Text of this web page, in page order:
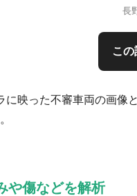
長
こ
に映った不審車両の画像
や傷などを解析